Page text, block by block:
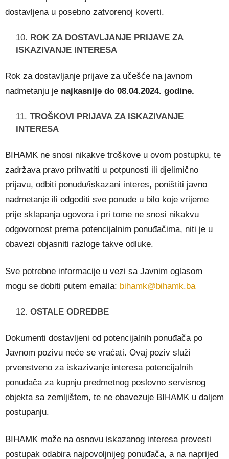
dostavljena u posebno zatvorenoj koverti.
ROK ZA DOSTAVLJANJE PRIJAVE ZA
ISKAZIVANJE INTERESA
Rok za dostavljanje prijave za učešće na javnom
nadmetanju je najkasnije do 08.04.2024. godine.
TROŠKOVI PRIJAVA ZA ISKAZIVANJE
INTERESA
BIHAMK ne snosi nikakve troškove u ovom postupku, te
zadržava pravo prihvatiti u potpunosti ili djelimično
prijavu, odbiti ponudu/iskazani interes, poništiti javno
nadmetanje ili odgoditi sve ponude u bilo koje vrijeme
prije sklapanja ugovora i pri tome ne snosi nikakvu
odgovornost prema potencijalnim ponuđačima, niti je u
obavezi objasniti razloge takve odluke.
Sve potrebne informacije u vezi sa Javnim oglasom
mogu se dobiti putem emaila: bihamk@bihamk.ba
OSTALE ODREDBE
Dokumenti dostavljeni od potencijalnih ponuđača po
Javnom pozivu neće se vraćati. Ovaj poziv služi
prvenstveno za iskazivanje interesa potencijalnih
ponuđača za kupnju predmetnog poslovno servisnog
objekta sa zemljištem, te ne obavezuje BIHAMK u daljem
postupanju.
BIHAMK može na osnovu iskazanog interesa provesti
postupak odabira najpovoljnijeg ponuđača, a na naprijed